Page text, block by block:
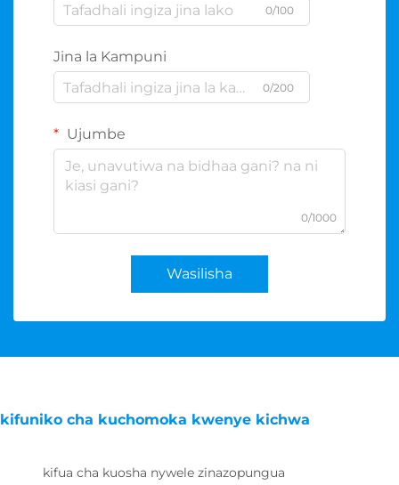
0/100
Jina la Kampuni
0/200
Ujumbe
0/1000
Wasilisha
kifuniko cha kuchomoka kwenye kichwa
kifua cha kuosha nywele zinazopungua